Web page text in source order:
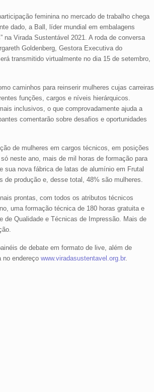
feminina no mercado de trabalho chega
dado, a Ball, líder mundial em embalagens
na Virada Sustentável 2021. A roda de conversa
Goldenberg, Gestora Executiva do
transmitido virtualmente no dia 15 de setembro,
caminhos para reinserir mulheres cujas carreiras
funções, cargos e níveis hierárquicos.
inclusivos, o que comprovadamente ajuda a
comentarão sobre desafios e oportunidades
de mulheres em cargos técnicos, em posições
neste ano, mais de mil horas de formação para
sua nova fábrica de latas de alumínio em Frutal
de produção e, desse total, 48% são mulheres.
prontas, com todos os atributos técnicos
uma formação técnica de 180 horas gratuita e
de Qualidade e Técnicas de Impressão. Mais de
de debate em formato de live, além de
no endereço www.viradasustentavel.org.br.